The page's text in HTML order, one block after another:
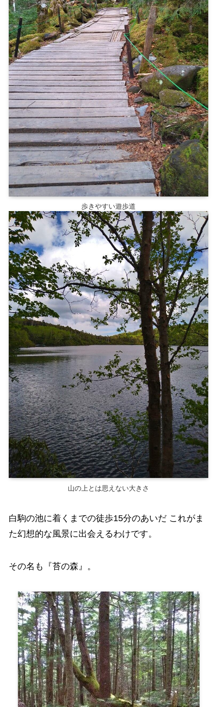
歩きやすい遊歩道
山の上とは思えない大きさ
白駒の池に着くまでの徒歩15分のあいだ これがま
た幻想的な風景に出会えるわけです。
その名も『苔の森』。